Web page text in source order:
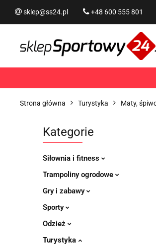
sklep@ss24.pl +48 600 555 801
Strona główna Turystyka Maty,
Kategorie
Siłownia i fitness
Trampoliny ogrodowe
Gry i zabawy
Sporty
Odzież
Turystyka